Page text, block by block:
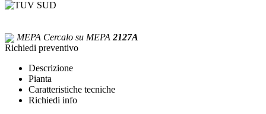
MEPA Cercalo su MEPA 2127A
Richiedi preventivo
Descrizione
Pianta
Caratteristiche tecniche
Richiedi info